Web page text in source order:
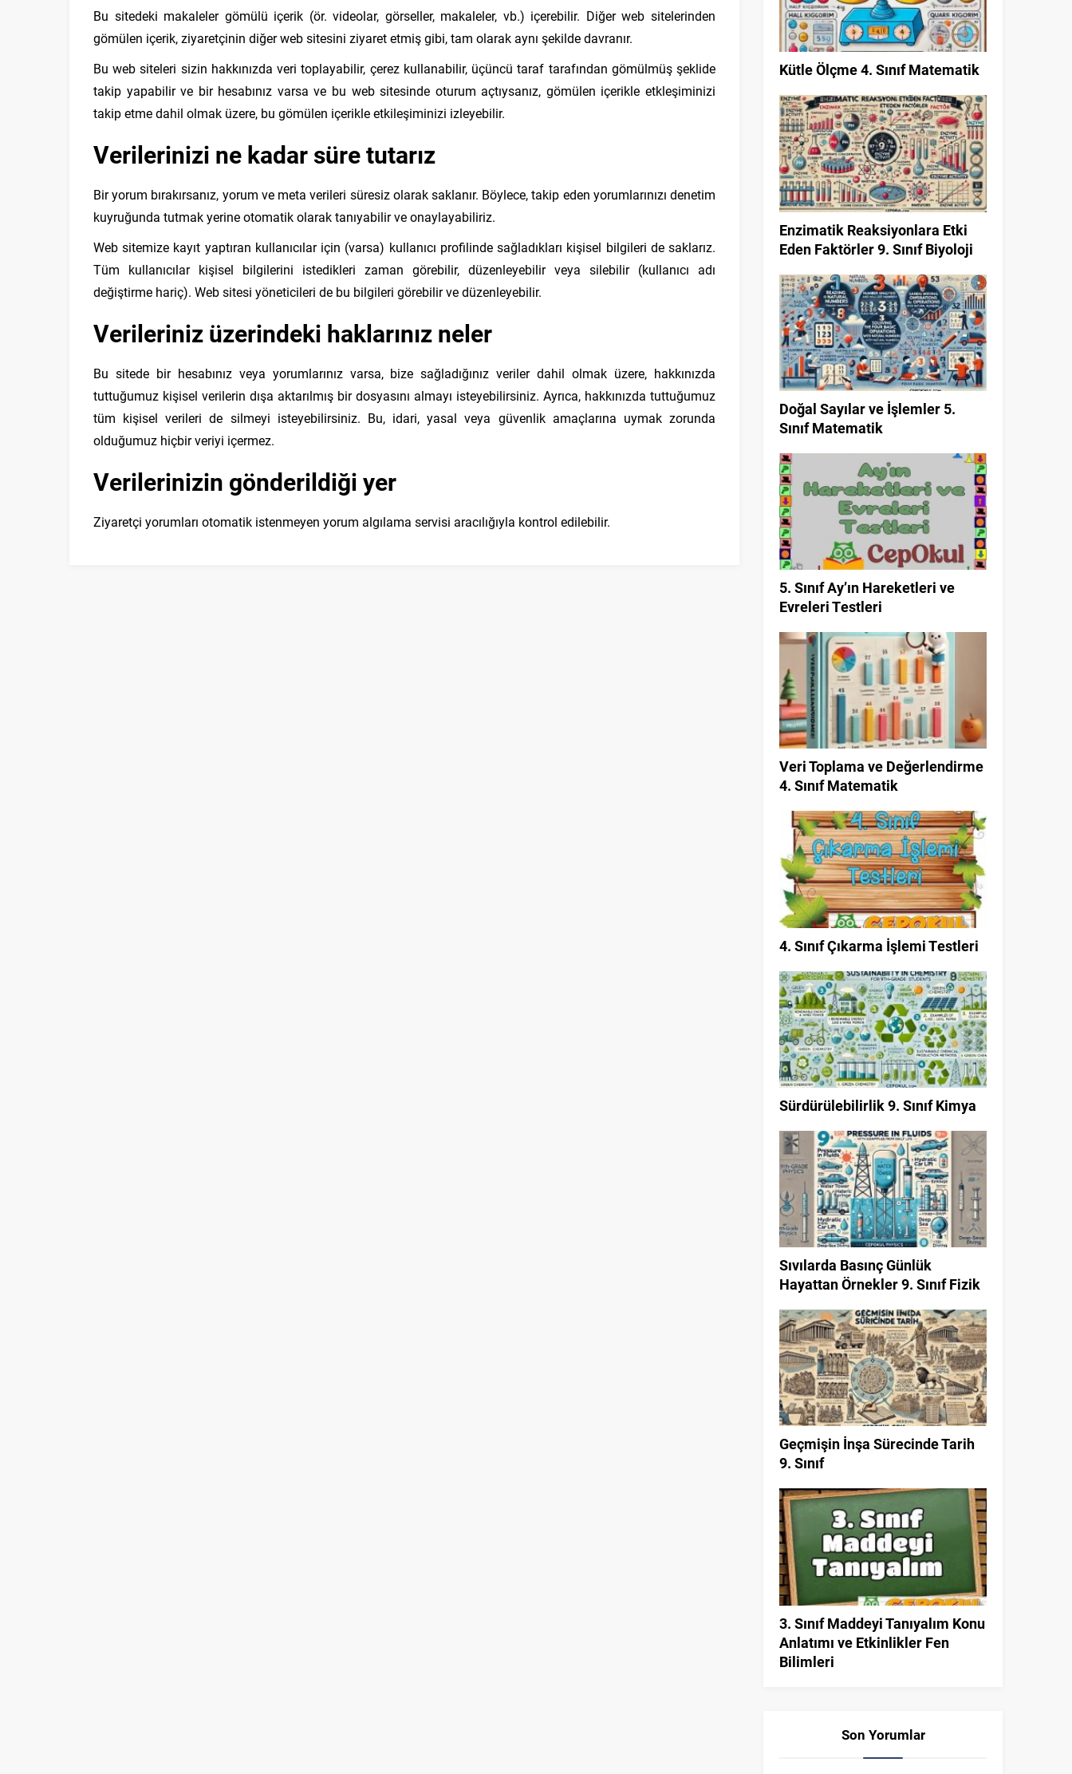
Bu sitedeki makaleler gömülü içerik (ör. videolar, görseller, makaleler, vb.) içerebilir. Diğer web sitelerinden
gömülen içerik, ziyaretçinin diğer web sitesini ziyaret etmiş gibi, tam olarak aynı şekilde davranır.
Bu web siteleri sizin hakkınızda veri toplayabilir, çerez kullanabilir, üçüncü taraf tarafından gömülmüş şeklide
takip yapabilir ve bir hesabınız varsa ve bu web sitesinde oturum açtıysanız, gömülen içerikle etkleşiminizi
takip etme dahil olmak üzere, bu gömülen içerikle etkileşiminizi izleyebilir.
Verilerinizi ne kadar süre tutarız
Bir yorum bırakırsanız, yorum ve meta verileri süresiz olarak saklanır. Böylece, takip eden yorumlarınızı denetim
kuyruğunda tutmak yerine otomatik olarak tanıyabilir ve onaylayabiliriz.
Web sitemize kayıt yaptıran kullanıcılar için (varsa) kullanıcı profilinde sağladıkları kişisel bilgileri de saklarız.
Tüm kullanıcılar kişisel bilgilerini istedikleri zaman görebilir, düzenleyebilir veya silebilir (kullanıcı adı
değiştirme hariç). Web sitesi yöneticileri de bu bilgileri görebilir ve düzenleyebilir.
Verileriniz üzerindeki haklarınız neler
Bu sitede bir hesabınız veya yorumlarınız varsa, bize sağladığınız veriler dahil olmak üzere, hakkınızda
tuttuğumuz kişisel verilerin dışa aktarılmış bir dosyasını almayı isteyebilirsiniz. Ayrıca, hakkınızda tuttuğumuz
tüm kişisel verileri de silmeyi isteyebilirsiniz. Bu, idari, yasal veya güvenlik amaçlarına uymak zorunda
olduğumuz hiçbir veriyi içermez.
Verilerinizin gönderildiği yer
Ziyaretçi yorumları otomatik istenmeyen yorum algılama servisi aracılığıyla kontrol edilebilir.
Kütle Ölçme 4. Sınıf Matematik
Enzimatik Reaksiyonlara Etki
Eden Faktörler 9. Sınıf Biyoloji
Doğal Sayılar ve İşlemler 5.
Sınıf Matematik
5. Sınıf Ay’ın Hareketleri ve
Evreleri Testleri
Veri Toplama ve Değerlendirme
4. Sınıf Matematik
4. Sınıf Çıkarma İşlemi Testleri
Sürdürülebilirlik 9. Sınıf Kimya
Sıvılarda Basınç Günlük
Hayattan Örnekler 9. Sınıf Fizik
Geçmişin İnşa Sürecinde Tarih
9. Sınıf
3. Sınıf Maddeyi Tanıyalım Konu
Anlatımı ve Etkinlikler Fen
Bilimleri
Son Yorumlar